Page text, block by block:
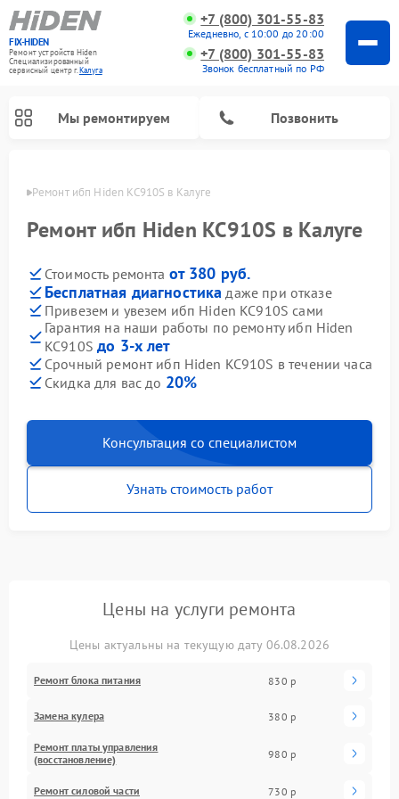
FIX-HIDEN
Ремонт устройств Hiden
Специализированный
cервисный центр г.Калуга
+7 (800) 301-55-83
Ежедневно, с 10:00 до 20:00
+7 (800) 301-55-83
Звонок бесплатный по РФ
Мы ремонтируем Позвонить
Ремонт ибп Hiden KC910S в Калуге
Ремонт ибп Hiden KC910S в Калуге
Стоимость ремонта от 380 руб.
Бесплатная диагностика даже при отказе
Привезем и увезем ибп Hiden KC910S сами
Гарантия на наши работы по ремонту ибп Hiden
KC910Sдо 3-х лет
Срочный ремонт ибп Hiden KC910S в течении часа
Скидка для вас до 20%
Консультация со специалистом
Узнать стоимость работ
Цены на услуги ремонта
Цены актуальны на текущую дату 06.08.2026
Ремонт блока питания 830 р
Замена кулера 380 р
Ремонт платы управления
(восстановление)
980 р
Ремонт силовой части 730 р